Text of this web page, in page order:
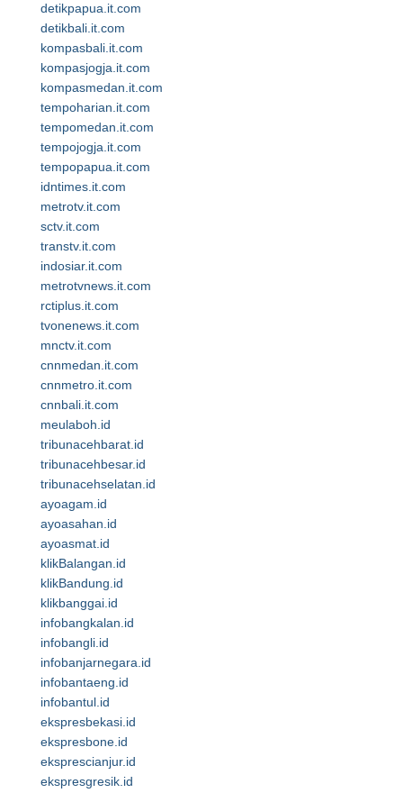
detikpapua.it.com
detikbali.it.com
kompasbali.it.com
kompasjogja.it.com
kompasmedan.it.com
tempoharian.it.com
tempomedan.it.com
tempojogja.it.com
tempopapua.it.com
idntimes.it.com
metrotv.it.com
sctv.it.com
transtv.it.com
indosiar.it.com
metrotvnews.it.com
rctiplus.it.com
tvonenews.it.com
mnctv.it.com
cnnmedan.it.com
cnnmetro.it.com
cnnbali.it.com
meulaboh.id
tribunacehbarat.id
tribunacehbesar.id
tribunacehselatan.id
ayoagam.id
ayoasahan.id
ayoasmat.id
klikBalangan.id
klikBandung.id
klikbanggai.id
infobangkalan.id
infobangli.id
infobanjarnegara.id
infobantaeng.id
infobantul.id
ekspresbekasi.id
ekspresbone.id
eksprescianjur.id
ekspresgresik.id